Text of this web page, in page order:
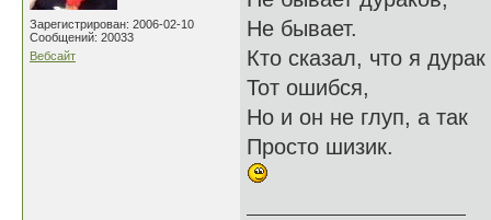
Зарегистрирован: 2006-02-10
Сообщений: 20033
Вебсайт
Не бывает.
Кто сказал, что я дурак
Тот ошибся,
Но и он не глуп, а так
Просто шизик.